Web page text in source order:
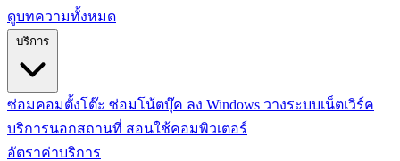
ดูบทความทั้งหมด
บริการ
ซ่อมคอมตั้งโต๊ะ ซ่อมโน้ตบุ๊ค ลง Windows วางระบบเน็ตเวิร์ค
บริการนอกสถานที่ สอนใช้คอมพิวเตอร์
อัตราค่าบริการ